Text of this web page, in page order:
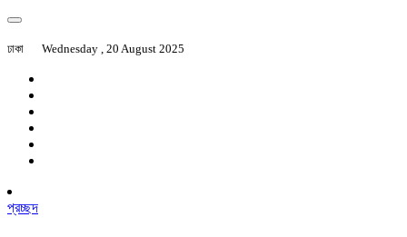
ঢাকা Wednesday , 20 August 2025
প্রচ্ছদ